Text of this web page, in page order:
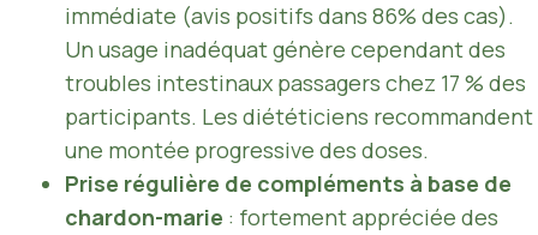
immédiate (avis positifs dans 86% des cas).
Un usage inadéquat génère cependant des
troubles intestinaux passagers chez 17 % des
participants. Les diététiciens recommandent
une montée progressive des doses.
Prise régulière de compléments à base de
chardon-marie : fortement appréciée des